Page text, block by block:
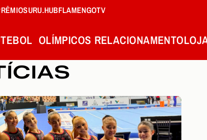
URU.HUBFLAMENGOTV
OLÍMPICOS RELACIONAMENTO